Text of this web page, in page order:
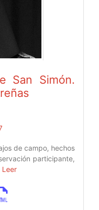
San Simón.
de campo, hechos
participante,
Leer